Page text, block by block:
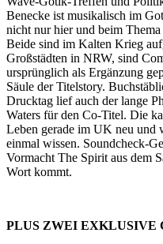
Benecke ist musikalisch im
nicht nur hier und beim
Beide sind im Kalten Krieg
Großstädten in NRW, sind
ursprünglich als Ergänzung
Säule der Titelstory.
Drucktag lief auch der lange
Waters für den Co-Titel. Die
Leben gerade im UK neu und
einmal wissen. Soundcheck-
Vormacht The Spirit aus dem
Wort kommt.
PLUS ZWEI EXKLUSIVE